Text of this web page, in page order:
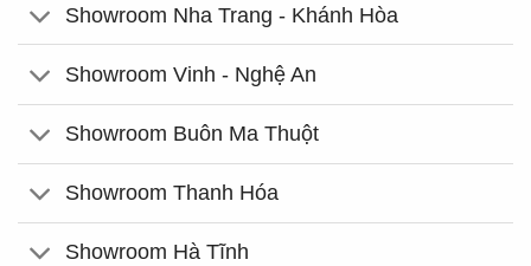
Showroom Nha Trang - Khánh Hòa
Showroom Vinh - Nghệ An
Showroom Buôn Ma Thuột
Showroom Thanh Hóa
Showroom Hà Tĩnh